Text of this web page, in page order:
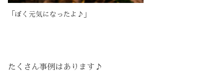
「ぼく元気になったよ♪」
たくさん事例はあります♪